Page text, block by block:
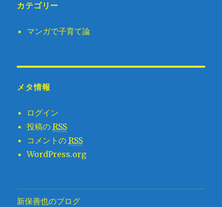
カテゴリー
マンガで子育て論
メタ情報
ログイン
投稿のRSS
コメントのRSS
WordPress.org
新保善也のブログ